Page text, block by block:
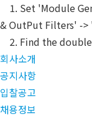
1. Set 'Module
& OutPut Filters' -
2. Find the
회사소개
공지사항
입찰공고
채용정보